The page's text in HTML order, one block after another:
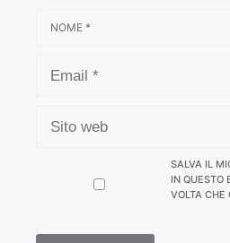
WEB
SALVA IL
IN QUESTO
VOLTA CHE